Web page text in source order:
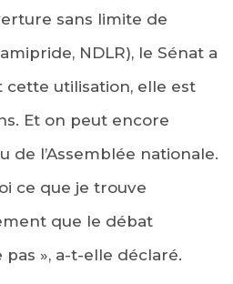
sans limite de
NDLR), le Sénat a
utilisation, elle est
Et on peut encore
de l’Assemblée nationale.
ce que je trouve
que le débat
», a-t-elle déclaré.